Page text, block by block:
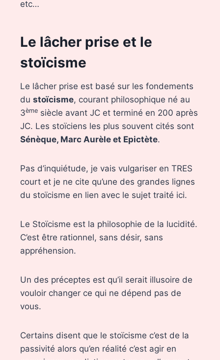
etc…
Le lâcher prise et le
stoïcisme
Le lâcher prise est basé sur les fondements
du stoïcisme, courant philosophique né au
3èmesiècle avant JC et terminé en 200 après
JC. Les stoïciens les plus souvent cités sont
Sénèque, Marc Aurèle et Epictète.
Pas d’inquiétude, je vais vulgariser en TRES
court et je ne cite qu’une des grandes lignes
du stoïcisme en lien avec le sujet traité ici.
Le Stoïcisme est la philosophie de la lucidité.
C’est être rationnel, sans désir, sans
appréhension.
Un des préceptes est qu’il serait illusoire de
vouloir changer ce qui ne dépend pas de
vous.
Certains disent que le stoïcisme c’est de la
passivité alors qu’en réalité c’est agir en